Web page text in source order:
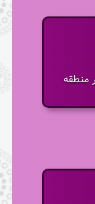
منطقه